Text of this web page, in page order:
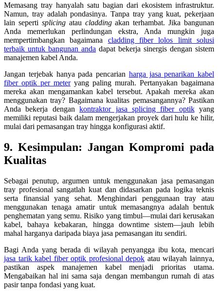
Memasang tray hanyalah satu bagian dari ekosistem infrastruktur.
Namun, tray adalah pondasinya. Tanpa tray yang kuat, pekerjaan
lain seperti splicingatau claddingakan terhambat. Jika bangunan
Anda memerlukan perlindungan ekstra, Anda mungkin juga
mempertimbangkan bagaimana cladding fiber lolos limit solusi
terbaik untuk bangunan anda dapat bekerja sinergis dengan sistem
manajemen kabel Anda.
Jangan terjebak hanya pada pencarian harga jasa penarikan kabel
fiber optik per meteryang paling murah. Pertanyakan bagaimana
mereka akan mengamankan kabel tersebut. Apakah mereka akan
menggunakan tray? Bagaimana kualitas pemasangannya? Pastikan
Anda bekerja dengankontraktor jasa splicing fiber optikyang
memiliki reputasi baik dalam mengerjakan proyek dari hulu ke hilir,
mulai dari pemasangan tray hingga konfigurasi aktif.
9. Kesimpulan: Jangan Kompromi pada
Kualitas
Sebagai penutup, argumen untuk menggunakan jasa pemasangan
tray profesional sangatlah kuat dan didasarkan pada logika teknis
serta finansial yang sehat. Menghindari penggunaan tray atau
menggunakan tenaga amatir untuk memasangnya adalah bentuk
penghematan yang semu. Risiko yang timbul—mulai dari kerusakan
kabel, bahaya kebakaran, hingga downtime sistem—jauh lebih
mahal harganya daripada biaya jasa pemasangan itu sendiri.
Bagi Anda yang berada di wilayah penyangga ibu kota, mencari
jasa tarik kabel fiber optik profesional depok atau wilayah lainnya,
pastikan aspek manajemen kabel menjadi prioritas utama.
Mengabaikan hal ini sama saja dengan membangun rumah di atas
pasir tanpa fondasi yang kuat.